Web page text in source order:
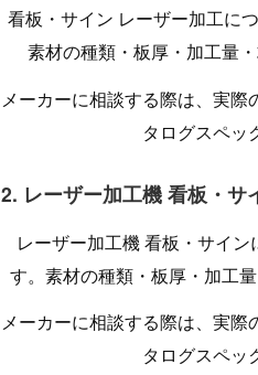
看板・サイン レーザー加工に
素材の種類・板厚・加工量
メーカーに相談する際は、実
タログスペッ
2. レーザー加工機 看板・サ
レーザー加工機 看板・サイ
す。素材の種類・板厚・加工
メーカーに相談する際は、実
タログスペッ